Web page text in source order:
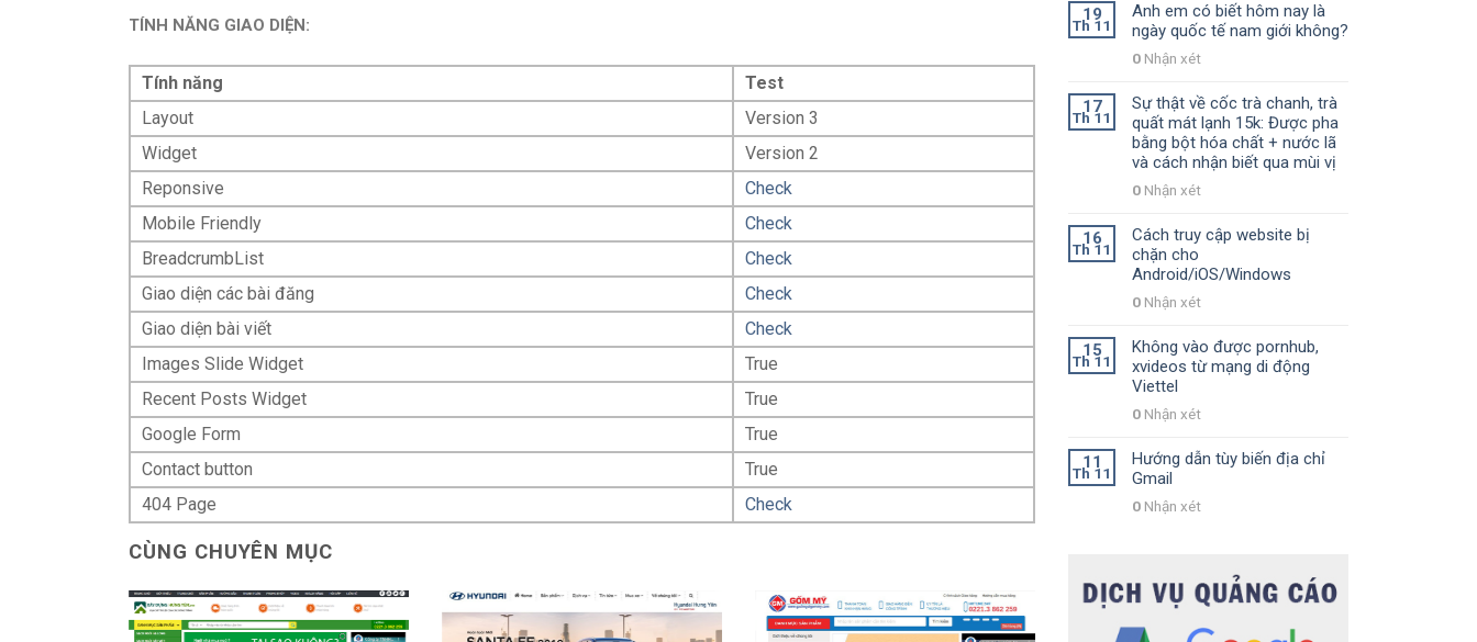
TÍNH NĂNG GIAO DIỆN:
Tính năng
Test
Layout
Version 3
Widget
Version 2
Reponsive
Check
Mobile Friendly
Check
BreadcrumbList
Check
Giao diện các bài đăng
Check
Giao diện bài viết
Check
Images Slide Widget
True
Recent Posts Widget
True
Google Form
True
Contact button
True
404 Page
Check
CÙNG CHUYÊN MỤC
19
Th 11
Anh em có biết hôm nay là
ngày quốc tế nam giới không?
0 Nhận xét
17
Th 11
Sự thật về cốc trà chanh, trà
quất mát lạnh 15k: Được pha
bằng bột hóa chất + nước lã
và cách nhận biết qua mùi vị
0 Nhận xét
16
Th 11
Cách truy cập website bị
chặn cho
Android/iOS/Windows
0 Nhận xét
15
Th 11
Không vào được pornhub,
xvideos từ mạng di động
Viettel
0 Nhận xét
11
Th 11
Hướng dẫn tùy biến địa chỉ
Gmail
0 Nhận xét